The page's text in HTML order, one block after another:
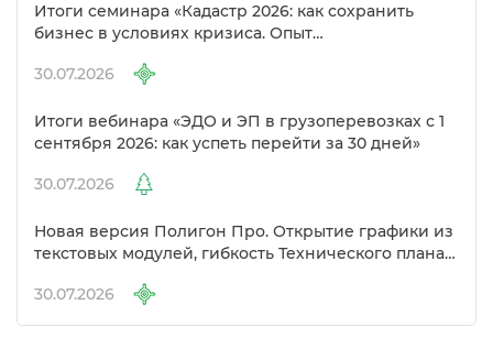
Итоги семинара «Кадастр 2026: как сохранить
изнес в условиях кризиса. Опыт
30.07.2026
Итоги вебинара «ЭДО и ЭП в грузоперевозках с 1
сентября 2026: как успеть перейти за 30 дней»
30.07.2026
Новая версия Полигон Про. Открытие графики из
текстовых модулей, гибкость Технического плана
30.07.2026